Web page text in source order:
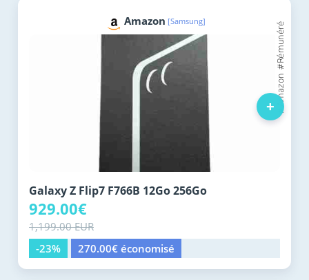
Amazon [Samsung]
Galaxy Z Flip7 F766B 12Go 256Go
929.00€
1,199.00 EUR
-23%
270.00€ économisé
+